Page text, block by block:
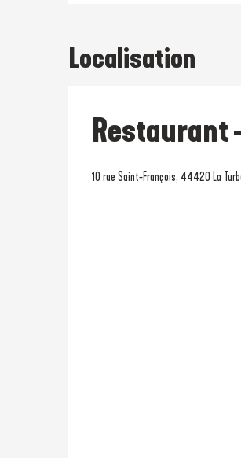
Localisation
Restaurant
10 rue Saint-François, 44420 La